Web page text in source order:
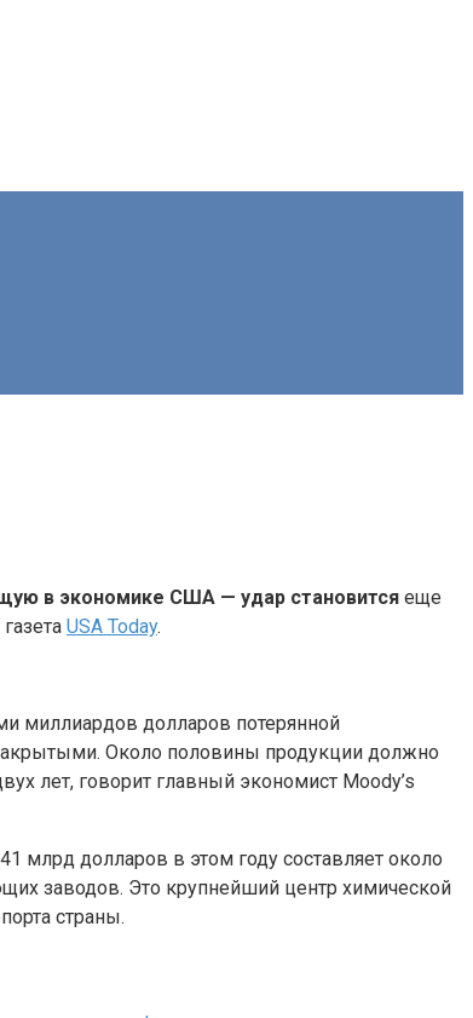
в экономике США — удар становится еще
USA Today.
миллиардов долларов потерянной
Около половины продукции должно
лет, говорит главный экономист Moody’s
млрд долларов в этом году составляет около
заводов. Это крупнейший центр химической
страны.